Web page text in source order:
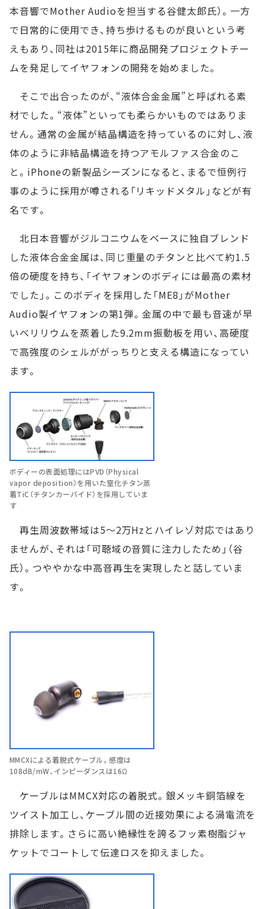
本音響でMother Audioを担当する谷健太郎氏）。一方
で日常的に使用でき、持ち歩けるものが良いという考
えもあり、同社は2015年に商品開発プロジェクトチー
ムを発足してイヤフォンの開発を始めました。
そこで出合ったのが、“液体合金金属”と呼ばれる素
材でした。“液体”といっても柔らかいものではありま
せん。通常の金属が結晶構造を持っているのに対し、液
体のように非結晶構造を持つアモルファス合金のこ
と。iPhoneの新製品シーズンになると、まるで恒例行
事のように採用が噂される「リキッドメタル」などが有
名です。
北日本音響がジルコニウムをベースに独自ブレンド
した液体合金金属は、同じ重量のチタンと比べて約1.5
倍の硬度を持ち、「イヤフォンのボディには最高の素材
でした」。このボディを採用した「ME8」がMother
Audio製イヤフォンの第1弾。金属の中で最も音速が早
いベリリウムを蒸着した9.2mm振動板を用い、高硬度
で高強度のシェルががっちりと支える構造になってい
ます。
ボディーの表面処理にはPVD（Physical
vapor deposition）を用いた窒化チタン蒸
着TiC（チタンカーバイド）を採用していま
す
再生周波数帯域は5～2万Hzとハイレゾ対応ではあり
ませんが、それは「可聴域の音質に注力したため」（谷
氏）。つややかな中高音再生を実現したと話していま
す。
MMCXによる着脱式ケーブル。感度は
108dB/mW、インピーダンスは16Ω
ケーブルはMMCX対応の着脱式。銀メッキ銅箔線を
ツイスト加工し、ケーブル間の近接効果による渦電流を
排除します。さらに高い絶縁性を誇るフッ素樹脂ジャ
ケットでコートして伝達ロスを抑えました。